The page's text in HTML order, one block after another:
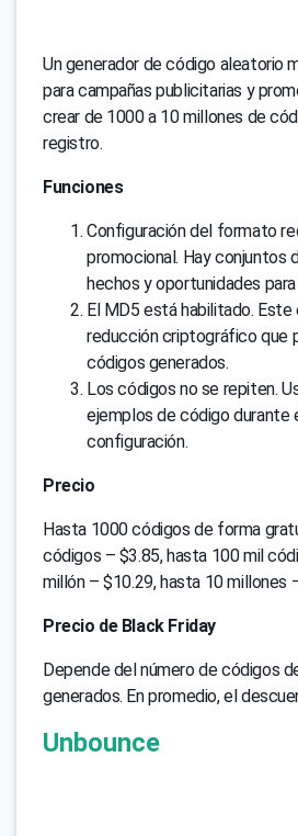
Un generador de código aleatorio
para campañas publicitarias y
crear de 1000 a 10 millones de
registro.
Funciones
Configuración del formato
promocional. Hay conjuntos
hechos y oportunidades
El MD5 está habilitado.
reducción criptográfico que
códigos generados.
Los códigos no se repiten.
ejemplos de código durante
configuración.
Precio
Hasta 1000 códigos de forma
códigos – $3.85, hasta 100 mil
millón – $10.29, hasta 10 millones
Precio de Black Friday
Depende del número de códigos
generados. En promedio, el
Unbounce